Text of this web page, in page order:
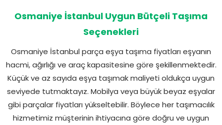
Osmaniye İstanbul Uygun Bütçeli Taşıma
Seçenekleri
Osmaniye İstanbul parça eşya taşıma fiyatları eşyanın
hacmi, ağırlığı ve araç kapasitesine göre şekillenmektedir.
Küçük ve az sayıda eşya taşımak maliyeti oldukça uygun
seviyede tutmaktayız. Mobilya veya büyük beyaz eşyalar
gibi parçalar fiyatları yükseltebilir. Böylece her taşımacılık
hizmetimiz müşterinin ihtiyacına göre doğru ve uygun